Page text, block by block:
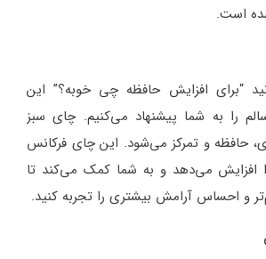
است.
“برای افزایش حافظه چی خوبه؟” این
را به شما پیشنهاد می‌کنیم. چای سبز
حافظه و تمرکز می‌شود. این چای فرکانس
را افزایش می‌دهد و به شما کمک می‌کند تا
و احساس آرامش بیشتری را تجربه کنید.